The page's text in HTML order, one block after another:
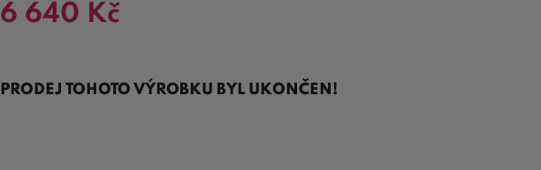
6 640 Kč
PRODEJ TOHOTO VÝROBKU BYL UKONČEN!